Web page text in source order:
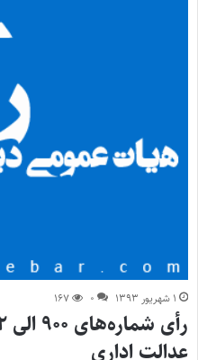
۱ شهریور ۱۳۹۳ ۰ ۱۶۷
عدالت اداری